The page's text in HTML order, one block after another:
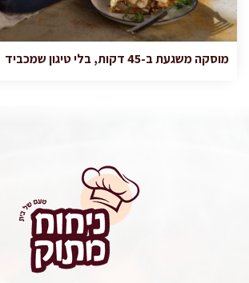
מוסקה משגעת ב-45 דקות, בלי טיגון שמכביד